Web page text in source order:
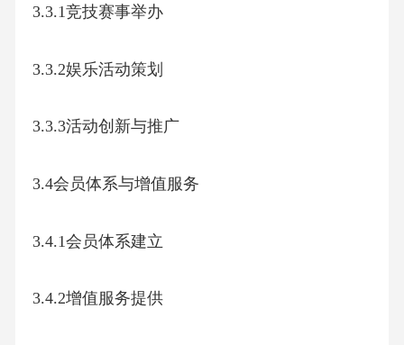
3.3.1竞技赛事举办
3.3.2娱乐活动策划
3.3.3活动创新与推广
3.4会员体系与增值服务
3.4.1会员体系建立
3.4.2增值服务提供